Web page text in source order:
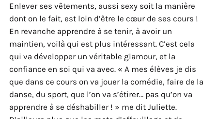
Enlever ses vêtements, aussi sexy soit la manière
dont on le fait, est loin d’être le cœur de ses cours !
En revanche apprendre à se tenir, à avoir un
maintien, voilà qui est plus intéressant. C’est cela
qui va développer un véritable glamour, et la
confiance en soi qui va avec. « A mes élèves je dis
que dans ce cours on va jouer la comédie, faire de la
danse, du sport, que l’on va s’étirer… pas qu’on va
apprendre à se déshabiller ! » me dit Juliette.